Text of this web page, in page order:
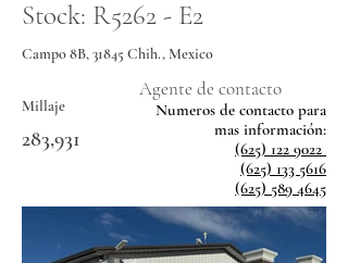
Stock: R5262 - E2
Campo 8B, 31845 Chih., Mexico
Millaje
283,931
Numeros de contacto para
mas información:
(625) 122 9022
(625) 133 5616
(625) 589 4645
Agente de contacto